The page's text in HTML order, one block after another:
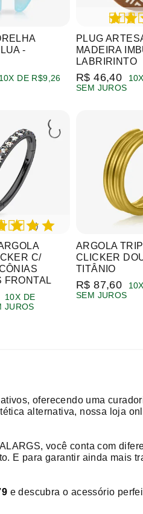
-
10X DE R$9,26
PLUG
MADEIRA
LABRIRINTO
R$ 46,40
SEM JUROS
C/
FRONTAL
(1)
10X DE
JUROS
ARGOLA
CLICKER
TITÂNIO
R$ 87,60
SEM JUROS
oferecendo uma
alternativa, nossa loja
você conta com
E para garantir ainda mais
e descubra o acessório